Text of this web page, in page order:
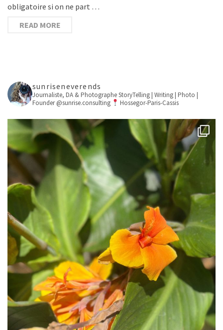
obligatoire si on ne part …
READ MORE
sunriseneverends
Journaliste, DA & PhotographeStoryTelling | Writing | Photo |
Founder @sunrise.consulting
Hossegor-Paris-Cassis